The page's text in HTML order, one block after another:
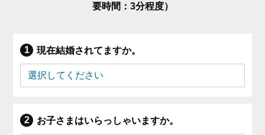
要時間：3分程度）
現在結婚されてますか。
お子さまはいらっしゃいますか。